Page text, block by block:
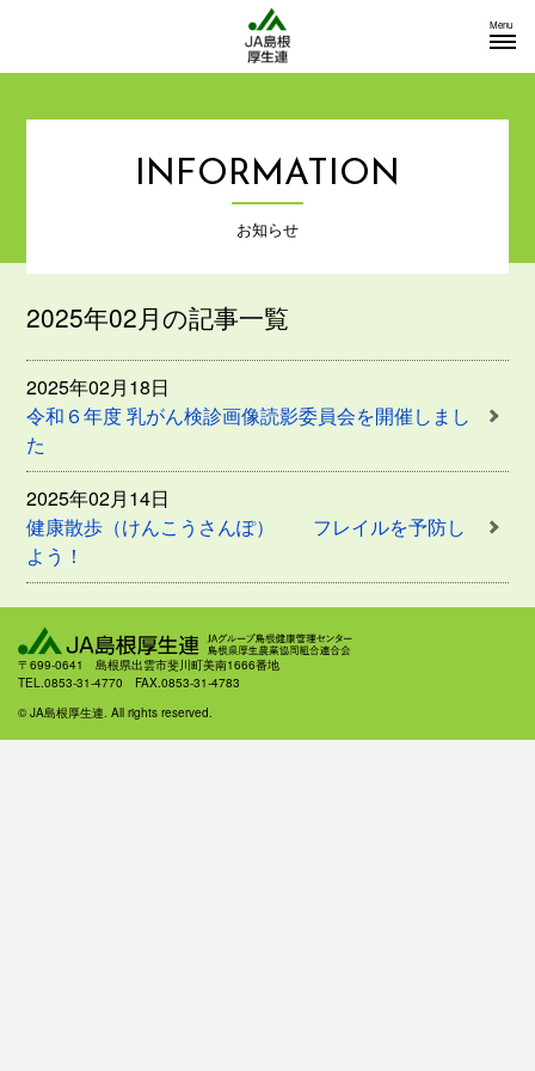
Menu
INFORMATION
お知らせ
2025年02月の記事一覧
2025年02月18日
令和６年度 乳がん検診画像読影委員会を開催しまし
た
2025年02月14日
健康散歩（けんこうさんぽ） フレイルを予防し
よう！
〒699-0641 島根県出雲市斐川町美南1666番地
TEL.0853-31-4770 FAX.0853-31-4783
© JA島根厚生連. All rights reserved.